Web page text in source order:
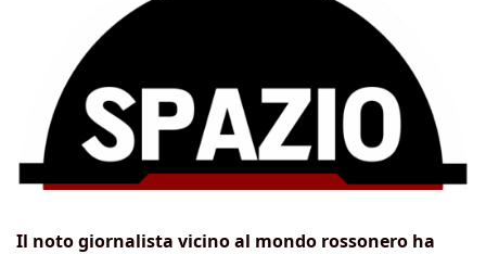
Il noto giornalista vicino al mondo rossonero ha